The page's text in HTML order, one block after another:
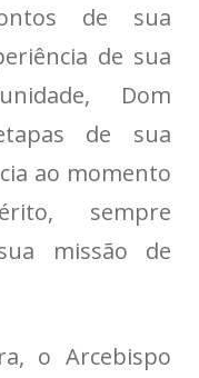
de sua
de sua
Dom
de sua
ao momento
sempre
missão de
o Arcebispo